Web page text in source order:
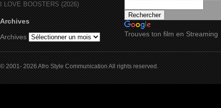
I LOVE BOOSTERS (2026)
Archives
Archives
Trouves ton film en Streaming
© 2001- 2026 Afro Style Communication All rights reserved.